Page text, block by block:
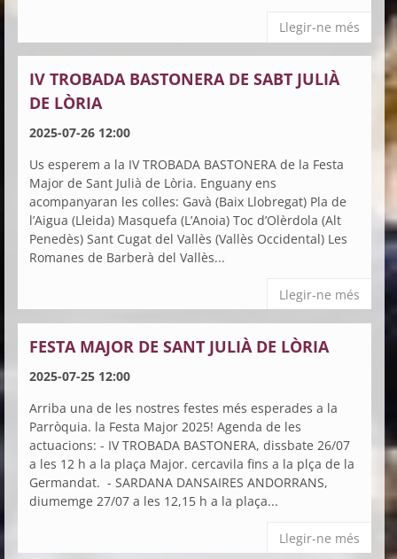
Llegir-ne més
IV TROBADA BASTONERA DE SABT JULIÀ
DE LÒRIA
2025-07-26 12:00
Us esperem a la IV TROBADA BASTONERA de la Festa
Major de Sant Julià de Lòria. Enguany ens
acompanyaran les colles: Gavà (Baix Llobregat) Pla de
l’Aigua (Lleida) Masquefa (L’Anoia) Toc d’Olèrdola (Alt
Penedès) Sant Cugat del Vallès (Vallès Occidental) Les
Romanes de Barberà del Vallès...
Llegir-ne més
FESTA MAJOR DE SANT JULIÀ DE LÒRIA
2025-07-25 12:00
Arriba una de les nostres festes més esperades a la
Parròquia. la Festa Major 2025! Agenda de les
actuacions: - IV TROBADA BASTONERA, dissbate 26/07
a les 12 h a la plaça Major. cercavila fins a la plça de la
Germandat. - SARDANA DANSAIRES ANDORRANS,
diumemge 27/07 a les 12,15 h a la plaça...
Llegir-ne més